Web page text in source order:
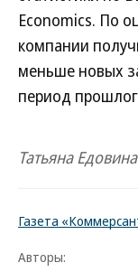
Economics. По
компании
меньше новых
период
Татьяна Едовина
Газета
Авторы: